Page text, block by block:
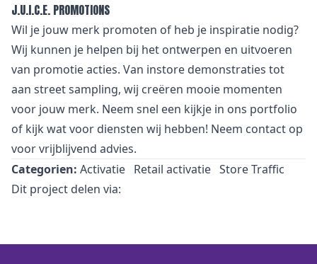
J.U.I.C.E. PROMOTIONS
Wil je jouw merk promoten of heb je inspiratie nodig?
Wij kunnen je helpen bij het ontwerpen en uitvoeren
van promotie acties. Van instore demonstraties tot
aan street sampling, wij creëren mooie momenten
voor jouw merk. Neem snel een kijkje in ons portfolio
of kijk wat voor diensten wij hebben! Neem contact op
voor vrijblijvend advies.
Categorien: Activatie Retail activatie Store Traffic
Dit project delen via: